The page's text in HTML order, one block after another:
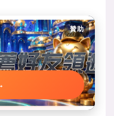
贊助
速決定金額。